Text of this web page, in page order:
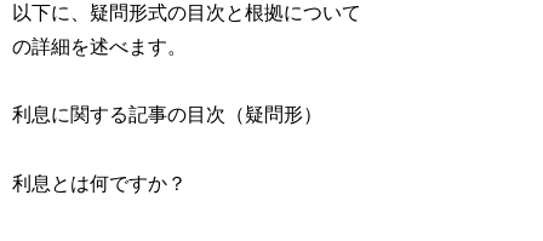
以下に、疑問形式の目次と根拠について
の詳細を述べます。
利息に関する記事の目次（疑問形）
利息とは何ですか？